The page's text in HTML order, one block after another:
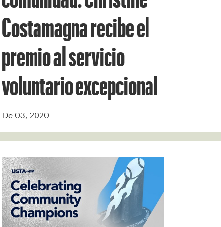
Costamagna recibe el
premio al servicio
voluntario excepcional
De 03, 2020